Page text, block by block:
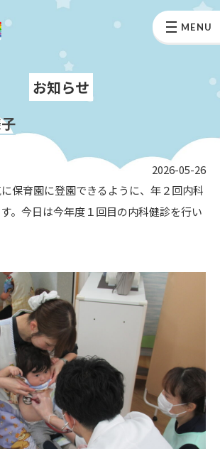
MENU
お知らせ
2026-05-26
保育園に登園できるように、年２回内科
。今日は今年度１回目の内科健診を行い